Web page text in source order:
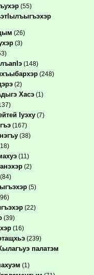
(55)
(26)
(3)
(148)
(248)
(2)
Хасэ (1)
Iуэху (7)
(167)
(38)
(11)
(2)
(84)
(5)
(22)
(39)
(16)
(239)
палатэм
(1)